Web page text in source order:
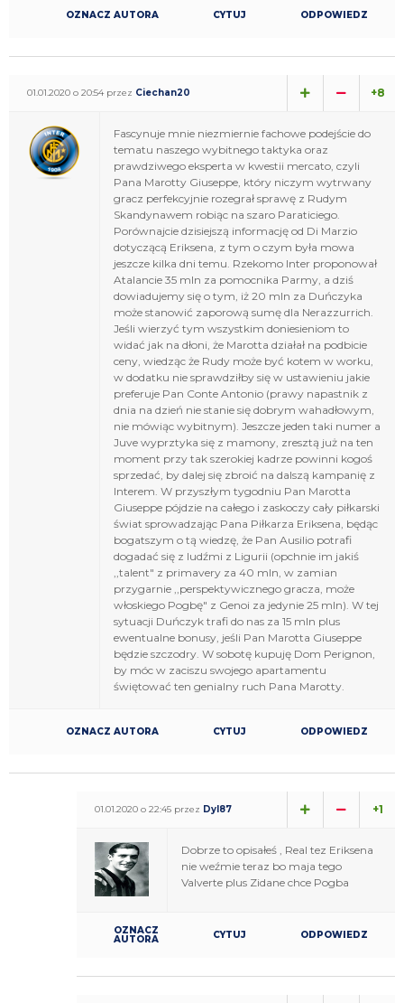
OZNACZ AUTORA CYTUJ ODPOWIEDZ
01.01.2020 o 20:54 przez Ciechan20 +8
Fascynuje mnie niezmiernie fachowe podejście do
tematu naszego wybitnego taktyka oraz
prawdziwego eksperta w kwestii mercato, czyli
Pana Marotty Giuseppe, który niczym wytrwany
gracz perfekcyjnie rozegrał sprawę z Rudym
Skandynawem robiąc na szaro Paraticiego.
Porównajcie dzisiejszą informację od Di Marzio
dotyczącą Eriksena, z tym o czym była mowa
jeszcze kilka dni temu. Rzekomo Inter proponował
Atalancie 35 mln za pomocnika Parmy, a dziś
dowiadujemy się o tym, iż 20 mln za Duńczyka
może stanowić zaporową sumę dla Nerazzurrich.
Jeśli wierzyć tym wszystkim doniesieniom to
widać jak na dłoni, że Marotta działał na podbicie
ceny, wiedząc że Rudy może być kotem w worku,
w dodatku nie sprawdziłby się w ustawieniu jakie
preferuje Pan Conte Antonio (prawy napastnik z
dnia na dzień nie stanie się dobrym wahadłowym,
nie mówiąc wybitnym). Jeszcze jeden taki numer a
Juve wyprztyka się z mamony, zresztą już na ten
moment przy tak szerokiej kadrze powinni kogoś
sprzedać, by dalej się zbroić na dalszą kampanię z
Interem. W przyszłym tygodniu Pan Marotta
Giuseppe pójdzie na całego i zaskoczy cały piłkarski
świat sprowadzając Pana Piłkarza Eriksena, będąc
bogatszym o tą wiedzę, że Pan Ausilio potrafi
dogadać się z ludźmi z Ligurii (opchnie im jakiś
,,talent" z primavery za 40 mln, w zamian
przygarnie ,,perspektywicznego gracza, może
włoskiego Pogbę" z Genoi za jedynie 25 mln). W tej
sytuacji Duńczyk trafi do nas za 15 mln plus
ewentualne bonusy, jeśli Pan Marotta Giuseppe
będzie szczodry. W sobotę kupuję Dom Perignon,
by móc w zaciszu swojego apartamentu
świętować ten genialny ruch Pana Marotty.
OZNACZ AUTORA CYTUJ ODPOWIEDZ
01.01.2020 o 22:45 przez Dyl87 +1
Dobrze to opisałeś , Real tez Eriksena
nie weźmie teraz bo maja tego
Valverte plus Zidane chce Pogba
OZNACZ
AUTORA CYTUJ ODPOWIEDZ